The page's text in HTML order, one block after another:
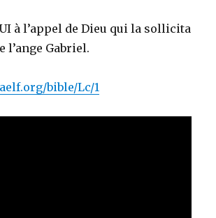
à l’appel de Dieu qui la sollicita
l’ange Gabriel.
bible/Lc/1